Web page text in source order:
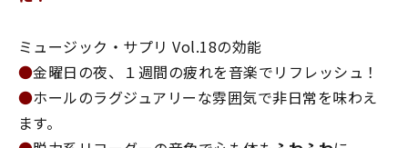
ミュージック・サプリ Vol.18の効能
●金曜日の夜、１週間の疲れを音楽でリフレッシュ！
●ホールのラグジュアリーな雰囲気で非日常を味わえ
ます。